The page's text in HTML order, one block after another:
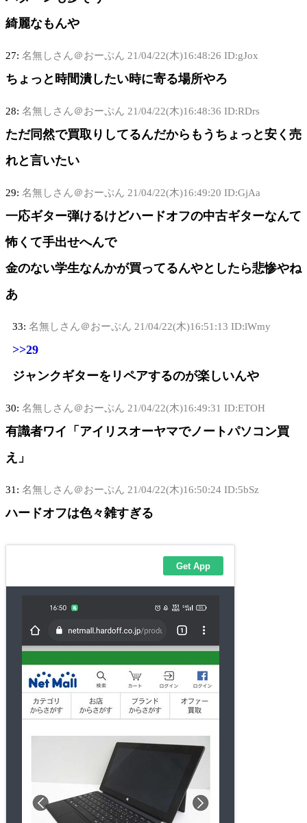
綺麗なもんや
27: 名無しさん＠おーぷん 21/04/22(木)16:48:26 ID:gJox
ちょっと時間潰したい時に寄る場所やろ
28: 名無しさん＠おーぷん 21/04/22(木)16:48:36 ID:RDrs
ただ同然で買取りしてるんだからもうちょっと安く売
れと言いたい
29: 名無しさん＠おーぷん 21/04/22(木)16:49:20 ID:GjAa
一応ギター弾けるけどハードオフの中古ギターなんて
怖くて手出せへんで
金のない学生なんかが買ってるんやとしたら悲惨やね
あ
33: 名無しさん＠おーぷん 21/04/22(木)16:51:13 ID:lWmy
>>29
ジャンクギターをリペアするのが楽しいんや
30: 名無しさん＠おーぷん 21/04/22(木)16:49:31 ID:ETOH
有識者ワイ「アイリスオーヤマでノートパソコン買
え」
31: 名無しさん＠おーぷん 21/04/22(木)16:50:24 ID:5bSz
ハードオフは色々雑すぎる